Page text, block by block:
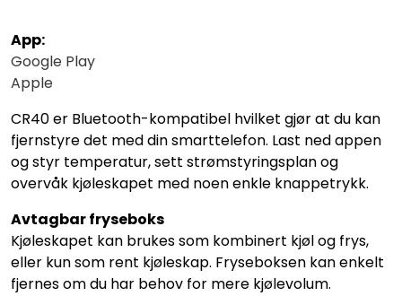
App:
Google Play
Apple
CR40 er Bluetooth-kompatibel hvilket gjør at du kan
fjernstyre det med din smarttelefon. Last ned appen
og styr temperatur, sett strømstyringsplan og
overvåk kjøleskapet med noen enkle knappetrykk.
Avtagbar fryseboks
Kjøleskapet kan brukes som kombinert kjøl og frys,
eller kun som rent kjøleskap. Fryseboksen kan enkelt
fjernes om du har behov for mere kjølevolum.